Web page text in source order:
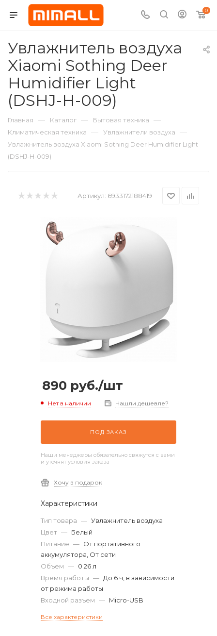
0
Увлажнитель воздуха
Xiaomi Sothing Deer
Humidifier Light
(DSHJ-H-009)
Главная — Каталог — Бытовая техника —
Климатическая техника — Увлажнители воздуха —
Увлажнитель воздуха Xiaomi Sothing Deer Humidifier Light
(DSHJ-H-009)
Артикул: 6933172188419
890 руб./шт
Нет в наличии Нашли дешевле?
ПОД ЗАКАЗ
Наши менеджеры обязательно свяжутся с вами
и уточнят условия заказа
Хочу в подарок
Характеристики
Тип товара — Увлажнитель воздуха
Цвет — Белый
Питание — От портативного
аккумулятора, От сети
Объем — 0.26 л
Время работы — До 6 ч, в зависимости
от режима работы
Входной разъем — Micro-USB
Все характеристики